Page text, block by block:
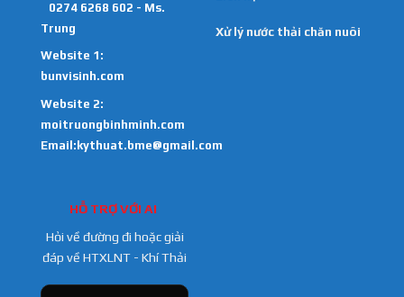
0274 6268 602 - Ms.
Trung
Website 1:
bunvisinh.com
Website 2:
moitruongbinhminh.com
Email:kythuat.bme@gmail.com
Xử lý nước thải chăn nuôi
HỖ TRỢ VỚI AI
Hỏi về đường đi hoặc giải
đáp về HTXLNT - Khí Thải